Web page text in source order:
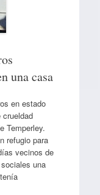
una casa
en estado
Temperley.
refugio para
vecinos de
una